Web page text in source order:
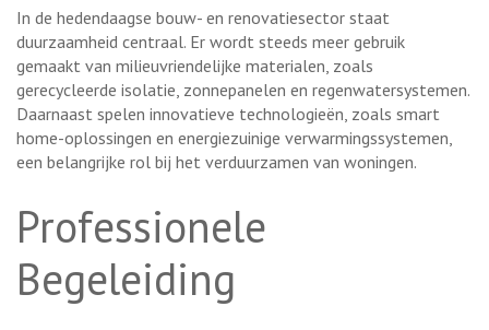
In de hedendaagse bouw- en renovatiesector staat
duurzaamheid centraal. Er wordt steeds meer gebruik
gemaakt van milieuvriendelijke materialen, zoals
gerecycleerde isolatie, zonnepanelen en regenwatersystemen.
Daarnaast spelen innovatieve technologieën, zoals smart
home-oplossingen en energiezuinige verwarmingssystemen,
een belangrijke rol bij het verduurzamen van woningen.
Professionele
Begeleiding